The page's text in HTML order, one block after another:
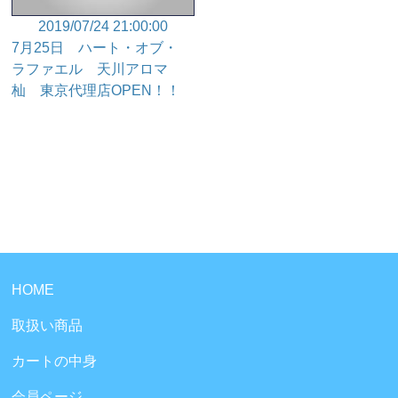
2019/07/24 21:00:00
7月25日 ハート・オブ・
ラファエル 天川アロマ
杣 東京代理店OPEN！！
HOME
取扱い商品
カートの中身